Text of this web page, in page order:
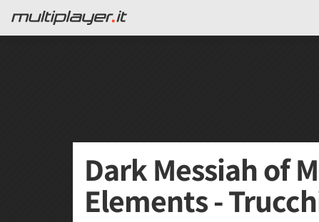
Dark Messiah of
Elements -